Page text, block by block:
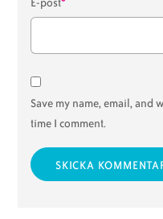
E-post
Save my name, email, and
time I comment.